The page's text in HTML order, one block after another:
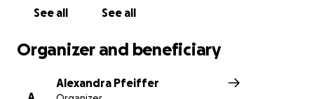
Jeder Beitrag schenkt Liebe, Hoffnung und die
Von Herzen danke ich allen, die dazu beitragen.
In Liebe,
See all See all
Organizer and beneficiary
Alexandra Pfeiffer